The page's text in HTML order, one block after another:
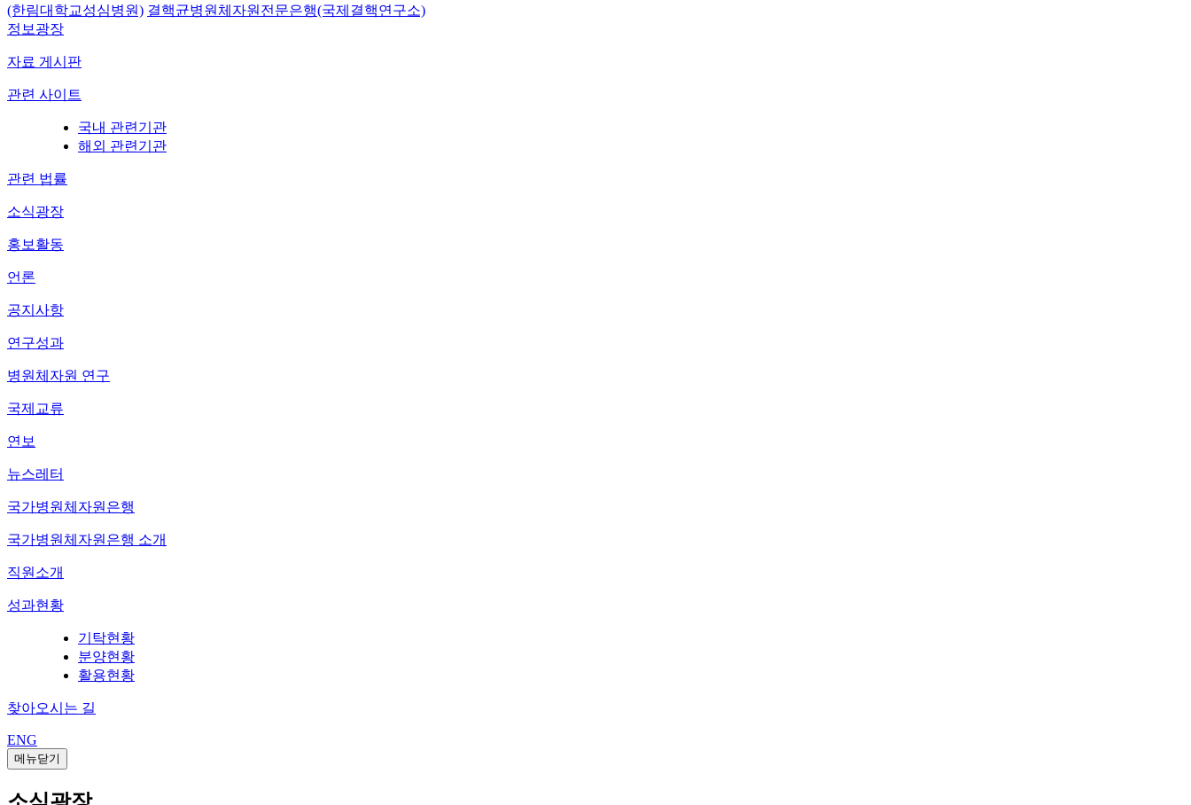
(한림대학교성심병원) 결핵균병원체자원전문은행(국제결핵연구소)
정보광장
자료 게시판
관련 사이트
국내 관련기관
해외 관련기관
관련 법률
소식광장
홍보활동
언론
공지사항
연구성과
병원체자원 연구
국제교류
연보
뉴스레터
국가병원체자원은행
국가병원체자원은행 소개
직원소개
성과현황
기탁현황
분양현황
활용현황
찾아오시는 길
ENG
메뉴닫기